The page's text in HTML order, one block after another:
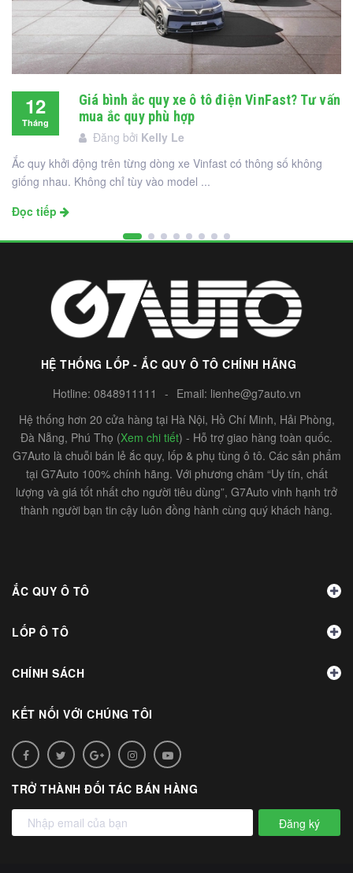
12
Tháng
Giá bình ắc quy xe ô tô điện VinFast? Tư vấn
mua ắc quy phù hợp
Đăng bởi Kelly Le
Ắc quy khởi động trên từng dòng xe Vinfast có thông số không
giống nhau. Không chỉ tùy vào model ...
Đọc tiếp
HỆ THỐNG LỐP - ẮC QUY Ô TÔ CHÍNH HÃNG
Hotline: 0848911111 - Email: lienhe@g7auto.vn
Hệ thống hơn 20 cửa hàng tại Hà Nội, Hồ Chí Minh, Hải Phòng,
Đà Nẵng, Phú Thọ (Xem chi tiết) - Hỗ trợ giao hàng toàn quốc.
G7Auto là chuỗi bán lẻ ắc quy, lốp & phụ tùng ô tô. Các sản phẩm
tại G7Auto 100% chính hãng. Với phương châm “Uy tín, chất
lượng và giá tốt nhất cho người tiêu dùng”, G7Auto vinh hạnh trở
thành người bạn tin cậy luôn đồng hành cùng quý khách hàng.
ẮC QUY Ô TÔ
LỐP Ô TÔ
CHÍNH SÁCH
KẾT NỐI VỚI CHÚNG TÔI
TRỞ THÀNH ĐỐI TÁC BÁN HÀNG
Đăng ký